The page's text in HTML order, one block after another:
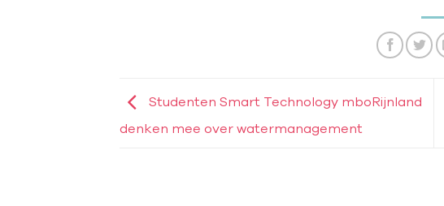
Studenten Smart Technology mboRijnland
denken mee over watermanagement